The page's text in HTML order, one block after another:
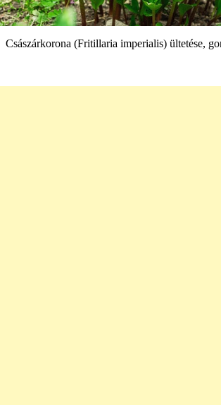
Császárkorona (Fritillaria imperialis) ültetése,